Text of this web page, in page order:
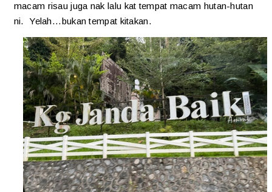
macam risau juga nak lalu kat tempat macam hutan-hutan
ni. Yelah...bukan tempat kitakan.